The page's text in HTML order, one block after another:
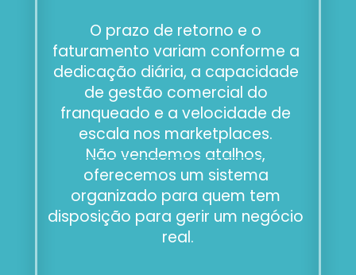
O prazo de retorno e o
faturamento variam conforme a
dedicação diária, a capacidade
de gestão comercial do
franqueado e a velocidade de
escala nos marketplaces.
Não vendemos atalhos,
oferecemos um sistema
organizado para quem tem
disposição para gerir um negócio
real.